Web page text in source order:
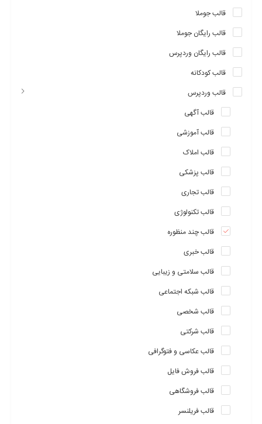
قالب جوملا
قالب رایگان جوملا
قالب رایگان وردپرس
قالب کودکانه
قالب وردپرس
قالب آگهی
قالب آموزشی
قالب املاک
قالب پزشکی
قالب تجاری
قالب تکنولوژی
قالب چند منظوره
قالب خبری
قالب سلامتی و زیبایی
قالب شبکه اجتماعی
قالب شخصی
قالب شرکتی
قالب عکاسی و فتوگرافی
قالب فروش فایل
قالب فروشگاهی
قالب فریلنسر